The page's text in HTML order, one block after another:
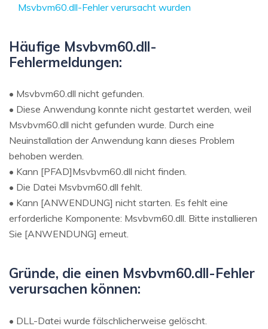
Repairit - Datenreparatur
Msvbvm60.dll-Fehler verursacht wurden
Häufige Msvbvm60.dll-
Fehlermeldungen:
• Msvbvm60.dll nicht gefunden.
• Diese Anwendung konnte nicht gestartet werden, weil
Msvbvm60.dll nicht gefunden wurde. Durch eine
Neuinstallation der Anwendung kann dieses Problem
behoben werden.
• Kann [PFAD]Msvbvm60.dll nicht finden.
• Die Datei Msvbvm60.dll fehlt.
• Kann [ANWENDUNG] nicht starten. Es fehlt eine
erforderliche Komponente: Msvbvm60.dll. Bitte installieren
Sie [ANWENDUNG] erneut.
Gründe, die einen Msvbvm60.dll-Fehler
verursachen können:
• DLL-Datei wurde fälschlicherweise gelöscht.